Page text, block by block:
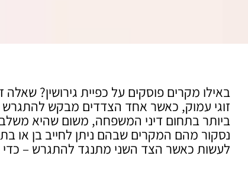
באילו מקרים פוסקים על כפיית גירושין?
זוגי עמוק, כאשר אחד הצדדים מבקש להתגרש
ביותר בתחום דיני המשפחה, משום שהיא
נסקור מהם המקרים שבהם ניתן לחייב בן או בת
לעשות כאשר הצד השני מתנגד להתגרש – כדי